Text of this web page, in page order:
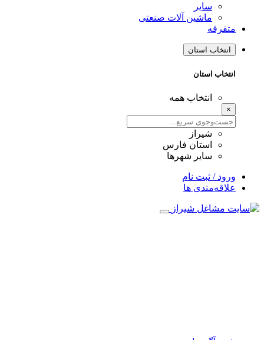
سایر
ماشین آلات صنعتی
متفرقه
انتخاب استان
انتخاب استان
انتخاب همه
×
شیراز
استان فارس
سایر شهرها
ورود / ثبت نام
علاقه‌مندی ها